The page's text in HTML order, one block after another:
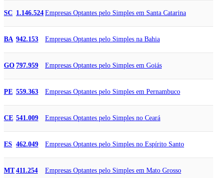
SC 1.146.524 Empresas Optantes pelo Simples em Santa Catarina
BA 942.153 Empresas Optantes pelo Simples na Bahia
GO 797.959 Empresas Optantes pelo Simples em Goiás
PE 559.363 Empresas Optantes pelo Simples em Pernambuco
CE 541.009 Empresas Optantes pelo Simples no Ceará
ES 462.049 Empresas Optantes pelo Simples no Espírito Santo
MT 411.254 Empresas Optantes pelo Simples em Mato Grosso